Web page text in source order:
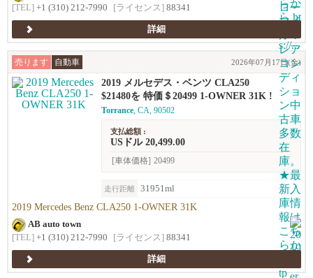
[TEL] +1 (310) 212-7990 [ライセンス] 88341
詳細
売ります 自動車 2026年07月17日(金)
2019 メルセデス・ベンツ CLA250
$21480を 特価＄20499 1-OWNER 31K !
Torrance, CA, 90502
支払総額 :
USドル 20,499.00
[車体価格] 20499
走行距離 31951ml
2019 Mercedes Benz CLA250 1-OWNER 31K
AB auto town
[TEL] +1 (310) 212-7990 [ライセンス] 88341
詳細